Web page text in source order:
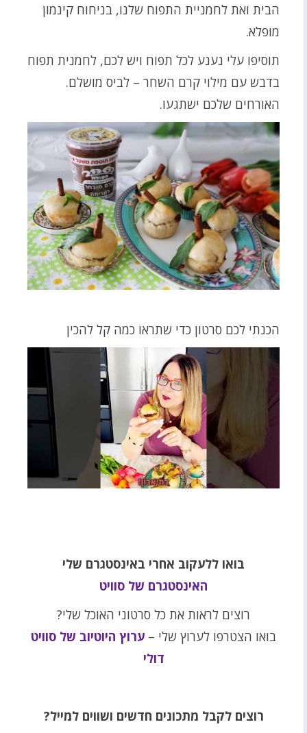
הבית ואת לחמניית התפוח שלנו, בניחוח קינמון
מופלא.
תוסיפו עלי נענע לכל תפוח ויש לכם, לחמנית תפוח
בדבש עם מילוי קרם השחר – לביס מושלם.
האורחים שלכם ישתגעו.
הכנתי לכם סרטון כדי שתראו כמה קל להכין
בואו ללעקוב אחרי באינסטגרם שלי
האינסטגרם של סוויט
רוצים לראות את כל סרטוני האוכל שלי?
בואו הצטרפו לערוץ שלי – ערוץ היוטיוב של סוויט
דולי
רוצים לקבל מתכונים חדשים ושווים למייל?